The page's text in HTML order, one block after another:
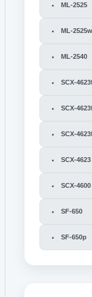
ML-2525
ML-2525w
ML-2540
SCX-
SCX-
SCX-
SCX-4623
SCX-4600
SF-650
SF-650p